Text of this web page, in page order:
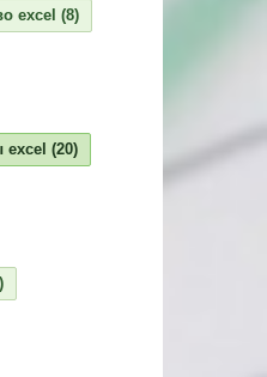
excel (8)
excel (20)